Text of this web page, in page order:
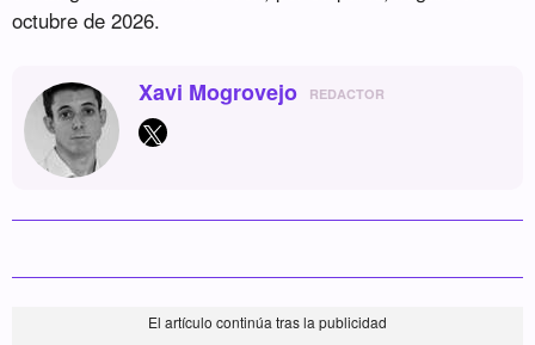
octubre de 2026.
Xavi Mogrovejo REDACTOR